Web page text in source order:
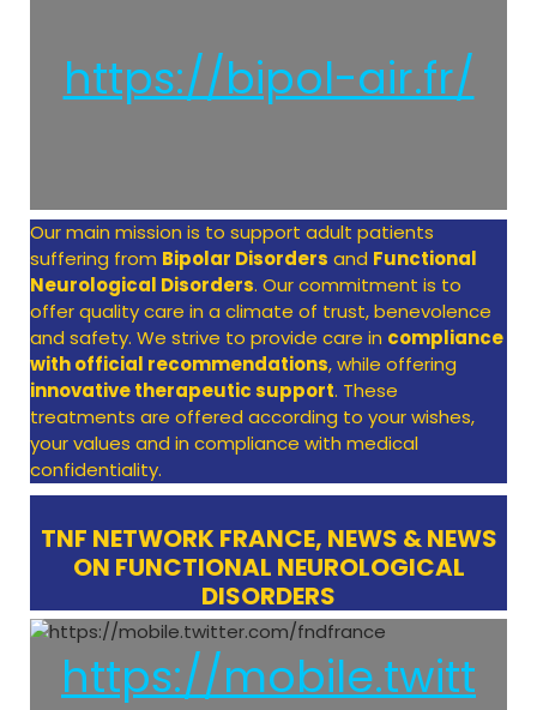
https://bipol-air.fr/
Our main mission is to support adult patients
suffering from Bipolar Disorders and Functional
Neurological Disorders. Our commitment is to
offer quality care in a climate of trust, benevolence
and safety. We strive to provide care in compliance
with official recommendations, while offering
innovative therapeutic support. These
treatments are offered according to your wishes,
your values and in compliance with medical
confidentiality.
TNF NETWORK FRANCE, NEWS & NEWS
ON FUNCTIONAL NEUROLOGICAL
DISORDERS
https://mobile.twitt